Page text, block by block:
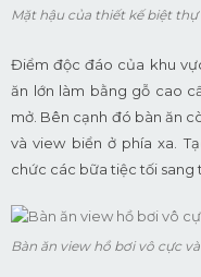
Mặt hậu của thiết kế biệt
Điểm độc đáo của khu
ăn lớn làm bằng gỗ cao
mở. Bên cạnh đó bàn ăn
và view biển ở phía xa.
chức các bữa tiệc tối sang
Bàn ăn view hồ bơi vô cực